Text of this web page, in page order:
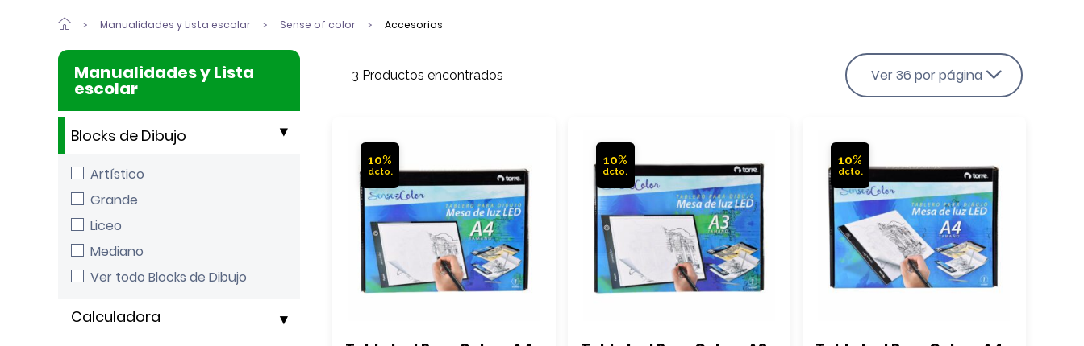
Manualidades y Lista escolar Sense of color Accesorios
Manualidades y Lista
escolar
Artístico
Grande
Liceo
Mediano
Ver todo Blocks de Dibujo
Blocks de Dibujo
Calculadora
3 Productos encontrados Ver 36 por página
10% 10% 10%